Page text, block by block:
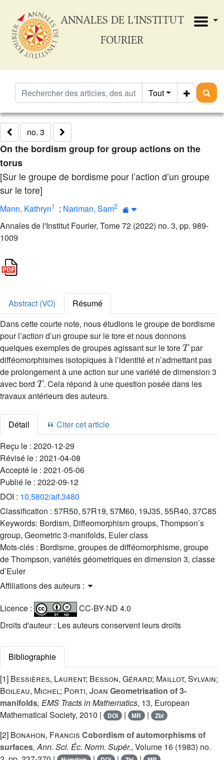
ANNALES DE L'INSTITUT
FOURIER
Tout
no. 3
On the bordism group for group actions on the
torus
[Sur le groupe de bordisme pour l’action d’un groupe
sur le tore]
Mann, Kathryn1 ; Nariman, Sam2
Annales de l'Institut Fourier, Tome 72 (2022) no. 3, pp. 989-
1009
Abstract (VO)
Résumé
Dans cette courte note, nous étudions le groupe de bordisme
pour l’action d’un groupe sur le tore et nous donnons
quelques exemples de groupes agissant sur le tore
T
par
difféomorphismes isotopiques à l’identité et n’admettant pas
de prolongement à une action sur une variété de dimension 3
avec bord
T
. Cela répond à une question posée dans les
travaux antérieurs des auteurs.
Détail
Citer cet article
Reçu le : 2020-12-29
Révisé le : 2021-04-08
Accepté le : 2021-05-06
Publié le : 2022-09-12
DOI : 10.5802/aif.3480
Classification : 57R50, 57R19, 57M60, 19J35, 55R40, 37C85
Keywords: Bordism, Diffeomorphism groups, Thompson’s
group, Geometric 3-manifolds, Euler class
Mots-clés : Bordisme, groupes de difféomorphisme, groupe
de Thompson, variétés géometriques en dimension 3, classe
d’Euler
Affiliations des auteurs :
Licence :
CC-BY-ND 4.0
Droits d'auteur : Les auteurs conservent leurs droits
Bibliographie
[1] Bessières, Laurent; Besson, Gérard; Maillot, Sylvain;
Boileau, Michel; Porti, Joan Geometrisation of 3-
manifolds, EMS Tracts in Mathematics, 13, European
Mathematical Society, 2010 |
DOI | MR | Zbl
[2] Bonahon, Francis Cobordism of automorphisms of
surfaces, Ann. Sci. Éc. Norm. Supér., Volume 16 (1983) no.